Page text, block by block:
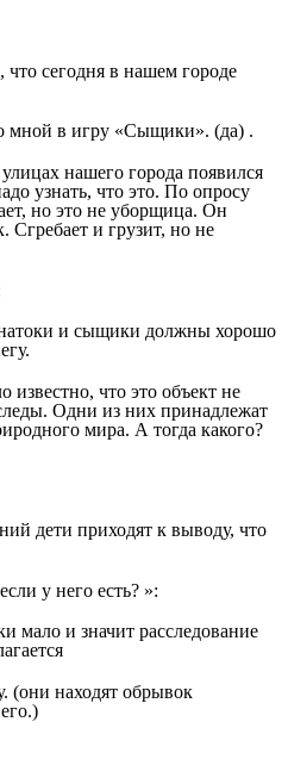
что сегодня в нашем городе
мной в игру «Сыщики». (да) .
нашего города появился
узнать, что это. По опросу
но это не уборщица. Он
Сгребает и грузит, но не
и сыщики должны хорошо
известно, что это объект не
Одни из них принадлежат
мира. А тогда какого?
дети приходят к выводу, что
у него есть? »:
мало и значит расследование
(они находят обрывок